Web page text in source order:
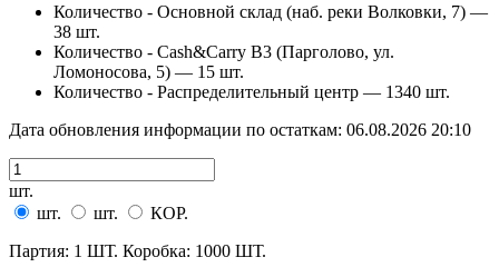
Количество - Основной склад (наб. реки Волковки, 7) —
38 шт.
Количество - Cash&Carry B3 (Парголово, ул.
Ломоносова, 5) — 15 шт.
Количество - Распределительный центр — 1340 шт.
Дата обновления информации по остаткам: 06.08.2026 20:10
шт.
шт.
шт.
КОР.
Партия: 1 ШТ. Коробка: 1000 ШТ.